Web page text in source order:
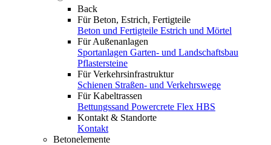
Back
Für Beton, Estrich, Fertigteile
Beton und Fertigteile Estrich und Mörtel
Für Außenanlagen
Sportanlagen Garten- und Landschaftsbau
Pflastersteine
Für Verkehrsinfrastruktur
Schienen Straßen- und Verkehrswege
Für Kabeltrassen
Bettungssand Powercrete Flex HBS
Kontakt & Standorte
Kontakt
Betonelemente